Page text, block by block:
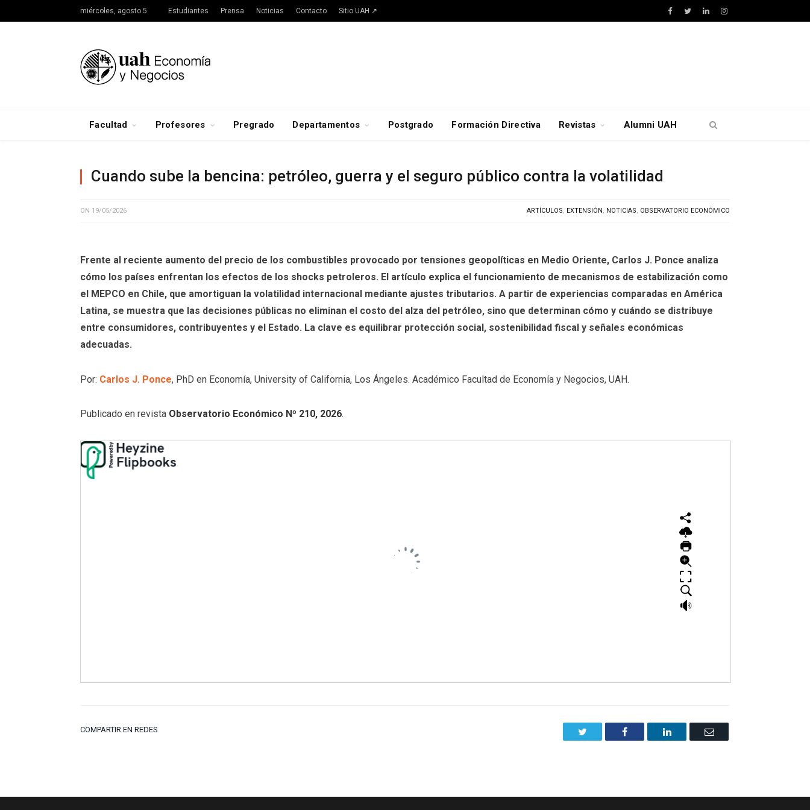
miércoles, agosto 5 Estudiantes Prensa Noticias Contacto Sitio UAH ↗ Facebook
TwitterLinkedInInstagram
Facultad Profesores Pregrado Departamentos Postgrado Formación Directiva Revistas Alumni UAH
Cuando sube la bencina: petróleo, guerra y el seguro público contra la volatilidad
ON 19/05/2026 ARTÍCULOS, EXTENSIÓN, NOTICIAS, OBSERVATORIO ECONÓMICO
Frente al reciente aumento del precio de los combustibles provocado por tensiones geopolíticas en Medio Oriente, Carlos J. Ponce analiza
cómo los países enfrentan los efectos de los shocks petroleros. El artículo explica el funcionamiento de mecanismos de estabilización como
el MEPCO en Chile, que amortiguan la volatilidad internacional mediante ajustes tributarios. A partir de experiencias comparadas en América
Latina, se muestra que las decisiones públicas no eliminan el costo del alza del petróleo, sino que determinan cómo y cuándo se distribuye
entre consumidores, contribuyentes y el Estado. La clave es equilibrar protección social, sostenibilidad fiscal y señales económicas
adecuadas.
Por: Carlos J. Ponce, PhD en Economía, University of California, Los Ángeles. Académico Facultad de Economía y Negocios, UAH.
Publicado en revista Observatorio Económico Nº 210, 2026.
COMPARTIR EN REDES Facebook LinkedIn Email